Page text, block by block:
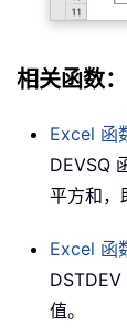
相关函数：
Excel 函
DEVSQ
平方和，
Excel 函
值。